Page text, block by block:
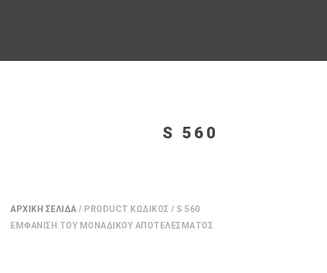
S 560
ΑΡΧΙΚΉ ΣΕΛΊΔΑ / PRODUCT ΚΩΔΙΚΌΣ / S 560
ΕΜΦΆΝΙΣΗ ΤΟΥ ΜΟΝΑΔΙΚΟΎ ΑΠΟΤΕΛΈΣΜΑΤΟΣ